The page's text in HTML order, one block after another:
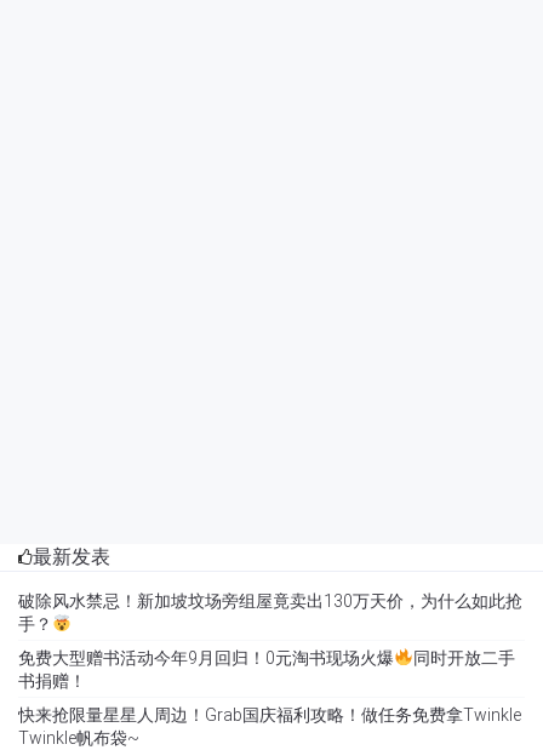
最新发表
破除风水禁忌！新加坡坟场旁组屋竟卖出130万天价，为什么如此抢
手？
免费大型赠书活动今年9月回归！0元淘书现场火爆
同时开放二手
书捐赠！
快来抢限量星星人周边！Grab国庆福利攻略！做任务免费拿Twinkle
Twinkle帆布袋~